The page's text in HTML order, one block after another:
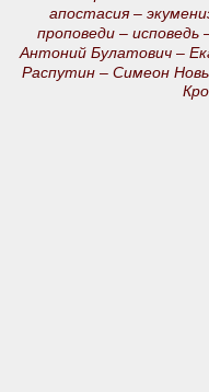
апостасия –
проповеди – исповедь
Антоний Булатович –
Распутин – Симеон